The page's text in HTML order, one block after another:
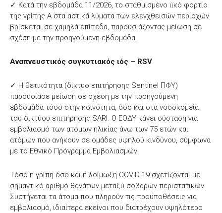
✓ Κατά την εβδομάδα 11/2026, το σταθμισμένο ιϊκό φορτίο
της γρίπης Α στα αστικά λύματα των ελεγχθεισών περιοχών
βρίσκεται σε χαμηλά επίπεδα, παρουσιάζοντας μείωση σε
σχέση με την προηγούμενη εβδομάδα.
Αναπνευστικός συγκυτιακός ιός – RSV
✓ Η θετικότητα (δίκτυο επιτήρησης Sentinel ΠΦΥ)
παρουσίασε μείωση σε σχέση με την προηγούμενη
εβδομάδα τόσο στην κοινότητα, όσο και στα νοσοκομεία
του δικτύου επιτήρησης SARI. Ο ΕΟΔΥ κάνει σύσταση για
εμβολιασμό των ατόμων ηλικίας άνω των 75 ετών και
ατόμων που ανήκουν σε ομάδες υψηλού κινδύνου, σύμφωνα
με το Εθνικό Πρόγραμμα Εμβολιασμών.
Τόσο η γρίπη όσο και η λοίμωξη COVID-19 σχετίζονται με
σημαντικό αριθμό θανάτων μεταξύ σοβαρών περιστατικών.
Συστήνεται τα άτομα που πληρούν τις προϋποθέσεις για
εμβολιασμό, ιδιαίτερα εκείνοι που διατρέχουν υψηλότερο